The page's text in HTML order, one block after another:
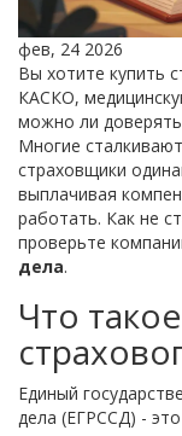
фев, 24 2026
Вы хотите купить
КАСКО,
можно ли
Многие
страховщики
выплачивая
работать. Как не
проверьте
дела.
Что
Единый
дела (ЕГРССД) -